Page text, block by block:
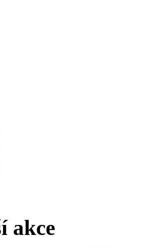
akce